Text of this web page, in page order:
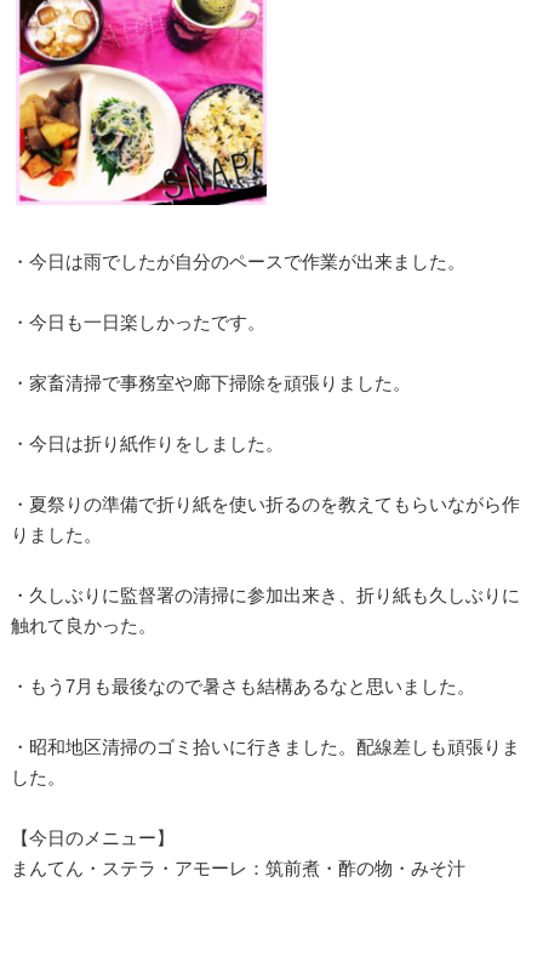
・今日は雨でしたが自分のペースで作業が出来ました。
・今日も一日楽しかったです。
・家畜清掃で事務室や廊下掃除を頑張りました。
・今日は折り紙作りをしました。
・夏祭りの準備で折り紙を使い折るのを教えてもらいながら作
りました。
・久しぶりに監督署の清掃に参加出来き、折り紙も久しぶりに
触れて良かった。
・もう7月も最後なので暑さも結構あるなと思いました。
・昭和地区清掃のゴミ拾いに行きました。配線差しも頑張りま
した。
【今日のメニュー】
まんてん・ステラ・アモーレ：筑前煮・酢の物・みそ汁